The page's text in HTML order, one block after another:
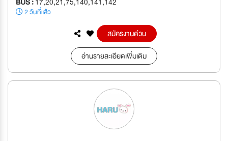
2 วันที่แล้ว
สมัครงานด่วน
อ่านรายละเอียดเพิ่มเติม